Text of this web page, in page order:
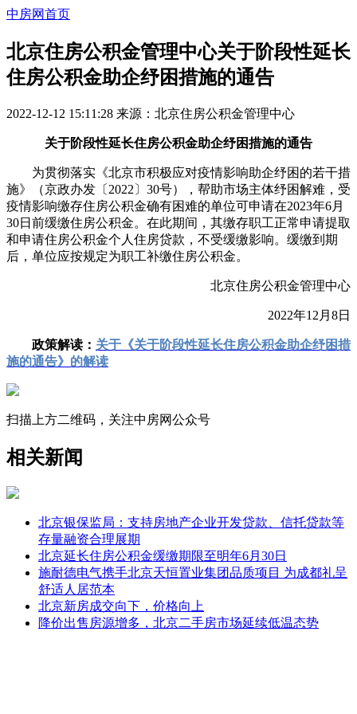
中房网首页
北京住房公积金管理中心关于阶段性延长
住房公积金助企纾困措施的通告
2022-12-12 15:11:28 来源： 北京住房公积金管理中心
关于阶段性延长住房公积金助企纾困措施的通告
为贯彻落实《北京市积极应对疫情影响助企纾困的若干措
施》（京政办发〔2022〕30号），帮助市场主体纾困解难，受
疫情影响缴存住房公积金确有困难的单位可申请在2023年6月
30日前缓缴住房公积金。在此期间，其缴存职工正常申请提取
和申请住房公积金个人住房贷款，不受缓缴影响。缓缴到期
后，单位应按规定为职工补缴住房公积金。
北京住房公积金管理中心
2022年12月8日
政策解读： 关于《关于阶段性延长住房公积金助企纾困措
施的通告》的解读
扫描上方二维码，关注中房网公众号
相关新闻
北京银保监局：支持房地产企业开发贷款、信托贷款等
存量融资合理展期
北京延长住房公积金缓缴期限至明年6月30日
施耐德电气携手北京天恒置业集团品质项目 为成都礼呈
舒适人居范本
北京新房成交向下，价格向上
降价出售房源增多，北京二手房市场延续低温态势